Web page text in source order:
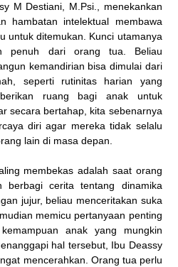
M Destiani, M.Psi., menekankan
hambatan intelektual membawa
untuk ditemukan. Kunci utamanya
penuh dari orang tua. Beliau
kemandirian bisa dimulai dari
seperti rutinitas harian yang
ruang bagi anak untuk
secara bertahap, kita sebenarnya
diri agar mereka tidak selalu
lain di masa depan.
membekas adalah saat orang
berbagi cerita tentang dinamika
jujur, beliau menceritakan suka
memicu pertanyaan penting
anak yang mungkin
hal tersebut, Ibu Deassy
mencerahkan. Orang tua perlu